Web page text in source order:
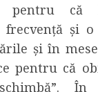
pentru că
și o
și în
pentru că
În